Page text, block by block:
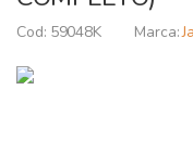
59048K